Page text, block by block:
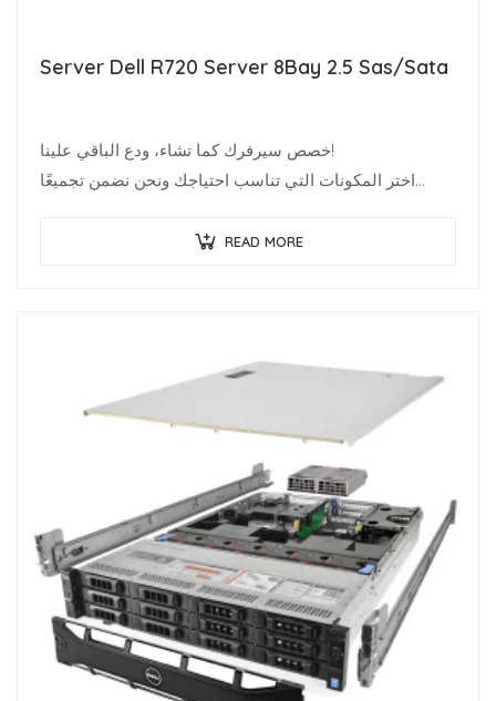
Server Dell R720 Server 8Bay 2.5 Sas/Sata
خصص سيرفرك كما تشاء، ودع الباقي علينا!
اختر المكونات التي تناسب احتياجك ونحن نضمن تجميعًا
متخصصو البنية التحتية يعرفون قيمة…
READ MORE